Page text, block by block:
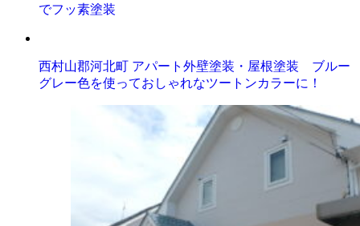
でフッ素塗装
西村山郡河北町 アパート外壁塗装・屋根塗装 ブルー
グレー色を使っておしゃれなツートンカラーに！